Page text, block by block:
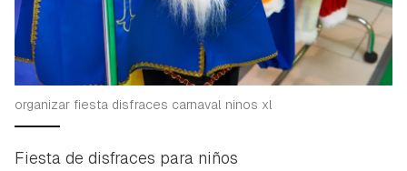
organizar fiesta disfraces carnaval ninos xl
Fiesta de disfraces para niños